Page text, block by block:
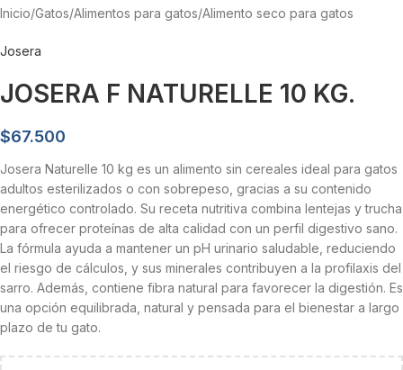
Inicio/Gatos/Alimentos para gatos/Alimento seco para gatos
Josera
JOSERA F NATURELLE 10 KG.
$67.500
Josera Naturelle 10 kg es un alimento sin cereales ideal para gatos
adultos esterilizados o con sobrepeso, gracias a su contenido
energético controlado. Su receta nutritiva combina lentejas y trucha
para ofrecer proteínas de alta calidad con un perfil digestivo sano.
La fórmula ayuda a mantener un pH urinario saludable, reduciendo
el riesgo de cálculos, y sus minerales contribuyen a la profilaxis del
sarro. Además, contiene fibra natural para favorecer la digestión. Es
una opción equilibrada, natural y pensada para el bienestar a largo
plazo de tu gato.